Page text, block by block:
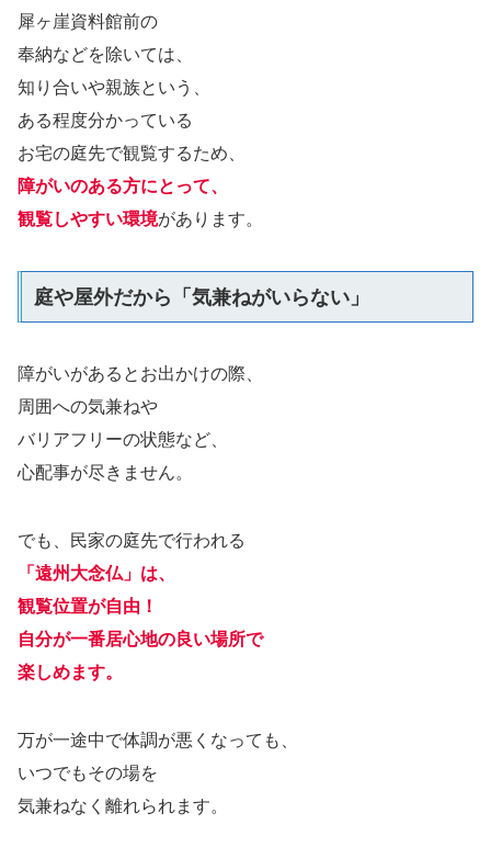
犀ヶ崖資料館前の
奉納などを除いては、
知り合いや親族という、
ある程度分かっている
お宅の庭先で観覧するため、
障がいのある方にとって、
観覧しやすい環境があります。
庭や屋外だから「気兼ねがいらない」
障がいがあるとお出かけの際、
周囲への気兼ねや
バリアフリーの状態など、
心配事が尽きません。
でも、民家の庭先で行われる
「遠州大念仏」は、
観覧位置が自由！
自分が一番居心地の良い場所で
楽しめます。
万が一途中で体調が悪くなっても、
いつでもその場を
気兼ねなく離れられます。